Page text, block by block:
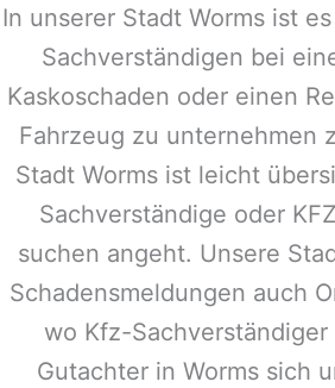
In unserer Stadt Wormsist es
Sachverständigen bei
Kaskoschaden oder einen
Fahrzeug zu unternehmen
Stadt Worms ist leicht
Sachverständige oder
suchen angeht. Unsere
Schadensmeldungen auch
wo Kfz-
Gutachter in Worms sich